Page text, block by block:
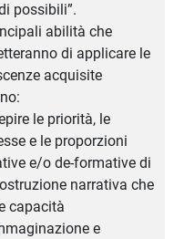
possibili”.
abilità che
di applicare le
acquisite
le priorità, le
e le proporzioni
e/o de-formative di
narrativa che
capacità
e